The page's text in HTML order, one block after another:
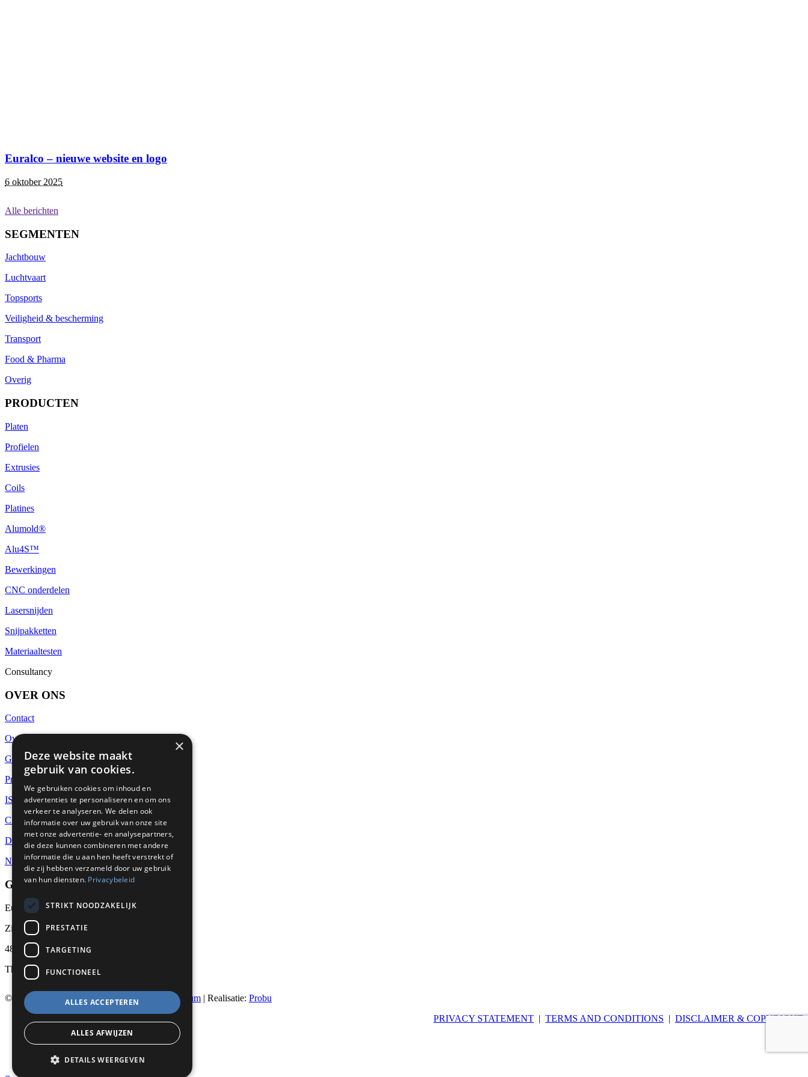
Euralco – nieuwe website en logo
6 oktober 2025
Alle berichten
SEGMENTEN
Jachtbouw
Luchtvaart
Topsports
Veiligheid & bescherming
Transport
Food & Pharma
Overig
PRODUCTEN
Platen
Profielen
Extrusies
Coils
Platines
Alumold®
Alu4S™
Bewerkingen
CNC onderdelen
Lasersnijden
Snijpakketten
Materiaaltesten
Consultancy
OVER ONS
Contact
Over Euralco
Global supply
Project Management
ISO-9001
CBAM
Datasheets
Nieuws
GET IN TOUCH
Euralco Europe B.V.
Zinkstraat 24 - E9451
4823 AD Breda
The Netherlands
© 2026 Euralco Europe - The Power of Aluminium | Realisatie: Probu
Privacyverklaring
&
PRIVACY STATEMENT | TERMS AND CONDITIONS | DISCLAIMER & COPYRIGHT
×
Deze website maakt
gebruik van cookies.
We gebruiken cookies om inhoud en
advertenties te personaliseren en om ons
verkeer te analyseren. We delen ook
informatie over uw gebruik van onze site
met onze advertentie- en analysepartners,
die deze kunnen combineren met andere
informatie die u aan hen heeft verstrekt of
die zij hebben verzameld door uw gebruik
van hun diensten. Privacybeleid
STRIKT NOODZAKELIJK
PRESTATIE
TARGETING
FUNCTIONEEL
ALLES ACCEPTEREN
ALLES AFWIJZEN
DETAILS WEERGEVEN